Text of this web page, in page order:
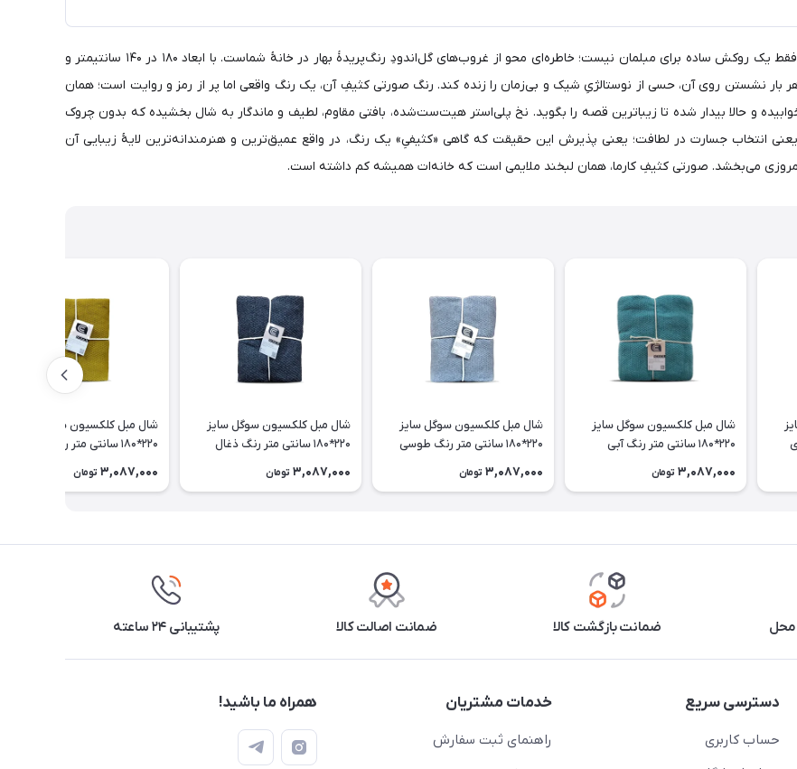
شال مبل کلکسیون «کارما» از برند کورن وال در رنگ صورتی کثیف، فقط یک روکش ساده برای مبلمان نیست؛ خاطره‌ای محو از غروب‌های گل‌اندودِ رنگ‌پریدهٔ بهار در خانهٔ شماست. با ابعاد ۱۸۰ در ۱۴۰ سانتیمتر و
تا هر بار نشستن روی آن، حسی از نوستالژیِ شیک و بی‌زمان را زنده کند. رنگ صورتی کثیفِ آن، یک رنگ واقعی اما پر از رمز و روایت است؛ همان
و حالا بیدار شده تا زیباترین قصه را بگوید. نخ پلی‌استر هیت‌ست‌شده، بافتی مقاوم، لطیف و ماندگار به شال بخشیده که بدون چروک
انتخاب جسارت در لطافت؛ یعنی پذیرش این حقیقت که گاهی «کثیفیِ» یک رنگ، در واقع عمیق‌ترین و هنرمندانه‌ترین لایهٔ زیبایی آن
می‌بخشد. صورتی کثیفِ کارما، همان لبخند ملایمی است که خانه‌ات همیشه کم داشته است.
شال مبل کلکسیون سوگل سایز
220*180 سانتی متر رنگ آبی
دریایی
3,087,000 تومان
شال مبل کلکسیون سوگل سایز
220*180 سانتی متر رنگ طوسی
3,087,000 تومان
شال مبل کلکسیون سوگل سایز
220*180 سانتی متر رنگ ذغال
3,087,000 تومان
شال مبل کلکسیون سوگل سایز
220*180 سانتی متر رنگ خردلی
3,087,000 تومان
محل ضمانت بازگشت کالا ضمانت اصالت کالا پشتیبانی ۲۴ ساعته
دسترسی سریع
حساب کاربری
خدمات مشتریان
راهنمای ثبت سفارش
همراه ما باشید!